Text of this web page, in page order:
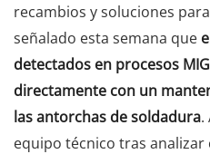
recambios y soluciones
señalado esta semana que
detectados en procesos
directamente con un
las antorchas de soldadura.
equipo técnico tras analizar